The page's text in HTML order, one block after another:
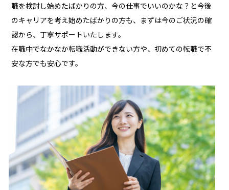
職を検討し始めたばかりの方、今の仕事でいいのかな？と今後
のキャリアを考え始めたばかりの方も、まずは今のご状況の確
認から、丁寧サポートいたします。
在職中でなかなか転職活動ができない方や、初めての転職で不
安な方でも安心です。